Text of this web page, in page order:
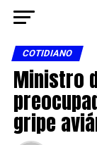
COTIDIANO
Ministro
gripe